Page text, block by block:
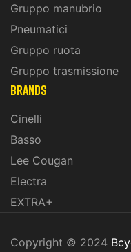
Gruppo manubrio
Pneumatici
Gruppo ruota
Gruppo trasmissione
BRANDS
Cinelli
Basso
Lee Cougan
Electra
EXTRA+
Copyright © 2024